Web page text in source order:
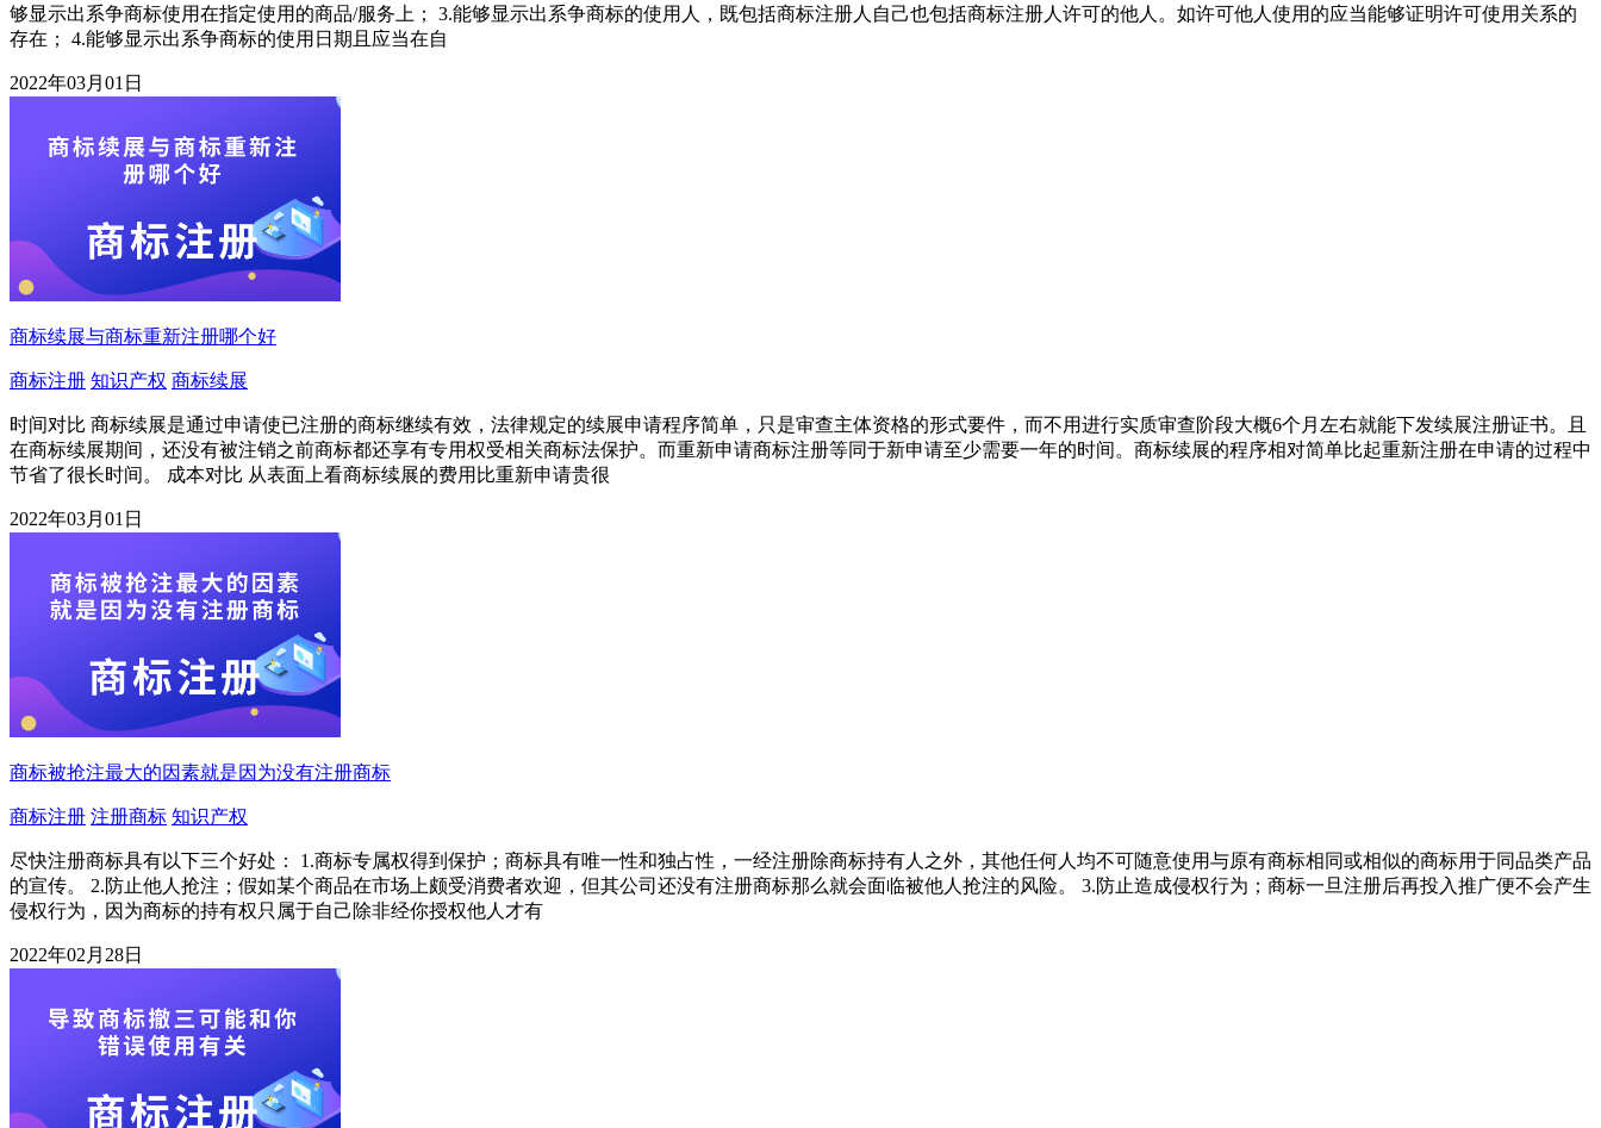
够显示出系争商标使用在指定使用的商品/服务上； 3.能够显示出系争商标的使用人，既包括商标注册人自己也包括商标注册人许可的他人。如许可他人使用的应当能够证明许可使用关系的
存在； 4.能够显示出系争商标的使用日期且应当在自
2022年03月01日
商标续展与商标重新注册哪个好
商标注册 知识产权 商标续展
时间对比 商标续展是通过申请使已注册的商标继续有效，法律规定的续展申请程序简单，只是审查主体资格的形式要件，而不用进行实质审查阶段大概6个月左右就能下发续展注册证书。且
在商标续展期间，还没有被注销之前商标都还享有专用权受相关商标法保护。而重新申请商标注册等同于新申请至少需要一年的时间。商标续展的程序相对简单比起重新注册在申请的过程中
节省了很长时间。 成本对比 从表面上看商标续展的费用比重新申请贵很
2022年03月01日
商标被抢注最大的因素就是因为没有注册商标
商标注册 注册商标 知识产权
尽快注册商标具有以下三个好处： 1.商标专属权得到保护；商标具有唯一性和独占性，一经注册除商标持有人之外，其他任何人均不可随意使用与原有商标相同或相似的商标用于同品类产品
的宣传。 2.防止他人抢注；假如某个商品在市场上颇受消费者欢迎，但其公司还没有注册商标那么就会面临被他人抢注的风险。 3.防止造成侵权行为；商标一旦注册后再投入推广便不会产生
侵权行为，因为商标的持有权只属于自己除非经你授权他人才有
2022年02月28日